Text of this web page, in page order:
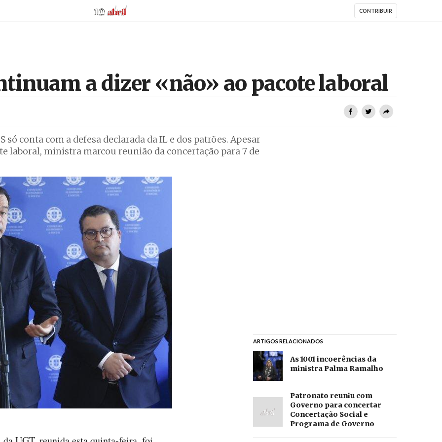
AbrilAbril CONTRIBUIR
a dizer «não» ao pacote laboral
só conta com a defesa declarada da IL e dos patrões. Apesar
laboral, ministra marcou reunião da concertação para 7 de
ARTIGOS RELACIONADOS
As 1001 incoerências da
ministra Palma Ramalho
Patronato reuniu com
Governo para concertar
Concertação Social e
Programa de Governo